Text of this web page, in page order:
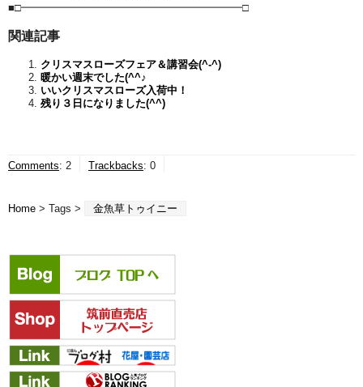
■□━━━━━━━━━━━━━━━━━━━━━□
関連記事
クリスマスローズフェア＆講習会(^-^)
暖かい週末でした(^^♪
いいクリスマスローズ入荷中！
残り３日になりました(^^)
Comments: 2 Trackbacks: 0
Home > Tags > 金魚草トゥイニー